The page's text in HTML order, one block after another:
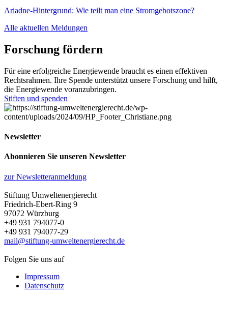
Ariadne-Hintergrund: Wie teilt man eine Stromgebotszone?
Alle aktuellen Meldungen
Forschung fördern
Für eine erfolgreiche Energiewende braucht es einen effektiven
Rechtsrahmen. Ihre Spende unterstützt unsere Forschung und hilft,
die Energiewende voranzubringen.
Stiften und spenden
Newsletter
Abonnieren Sie unseren Newsletter
zur Newsletteranmeldung
Stiftung Umweltenergierecht
Friedrich-Ebert-Ring 9
97072 Würzburg
+49 931 794077-0
+49 931 794077-29
mail@stiftung-umweltenergierecht.de
Folgen Sie uns auf
Impressum
Datenschutz